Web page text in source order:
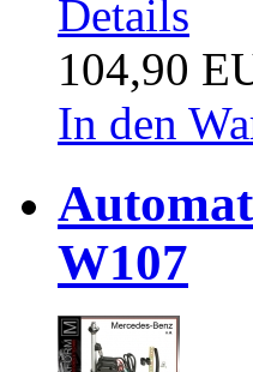
Details
104,90
In den
W107